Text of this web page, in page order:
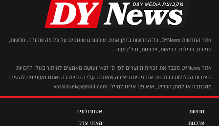
אתר החדשות DYNews. כל החדשות בזמן אמת. עידכונים שוטפים על כל מה שקורה. חדשות,
ספורט, רכילות, בריאות, צרכנות, נדל"ן ועוד...
אתר DYNews מכבד את זכויות היוצרים לפי ס' 27א' ועושה מאמצים לאיתור בעלי הזכויות
ביצירות הכלולות בכתבות. אם זיהיתם יצירה שאתם בעלי הזכויות בה ואתם מעוניינים להסירה
מהכתבה או למתן קרדיט, אנא פנו אלינו למייל: yossiduek@gmail.com
חדשות
צרכנות
אסטרולוגיה
מאזני צדק